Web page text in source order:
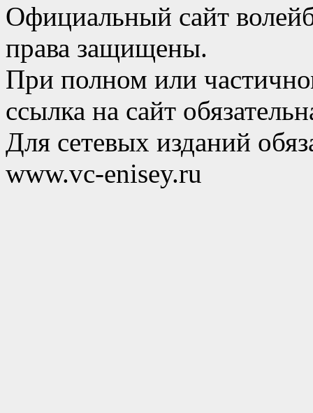
Официальный сайт
права защищены.
При полном или
ссылка на сайт
Для сетевых изданий
www.vc-enisey.ru